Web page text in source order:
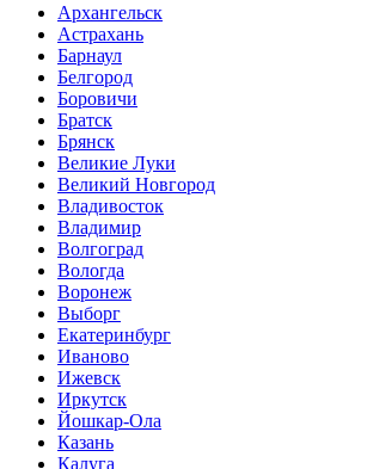
Архангельск
Астрахань
Барнаул
Белгород
Боровичи
Братск
Брянск
Великие Луки
Великий Новгород
Владивосток
Владимир
Волгоград
Вологда
Воронеж
Выборг
Екатеринбург
Иваново
Ижевск
Иркутск
Йошкар-Ола
Казань
Калуга